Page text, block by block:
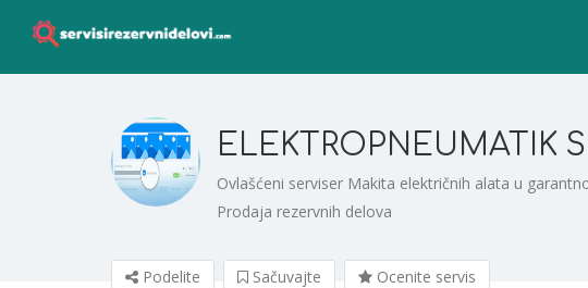
ELEKTROPNEUMATIK
Ovlašćeni serviser Makita električnih alata u
Prodaja rezervnih delova
Podelite Sačuvajte Ocenite servis